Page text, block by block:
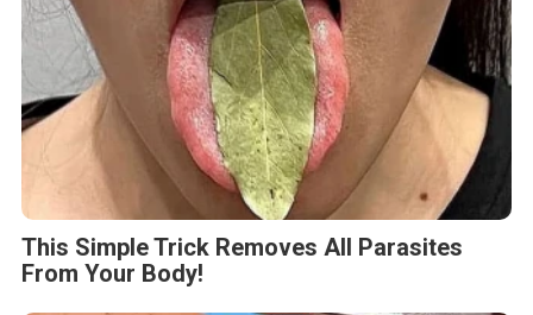
This Simple Trick Removes All Parasites
From Your Body!